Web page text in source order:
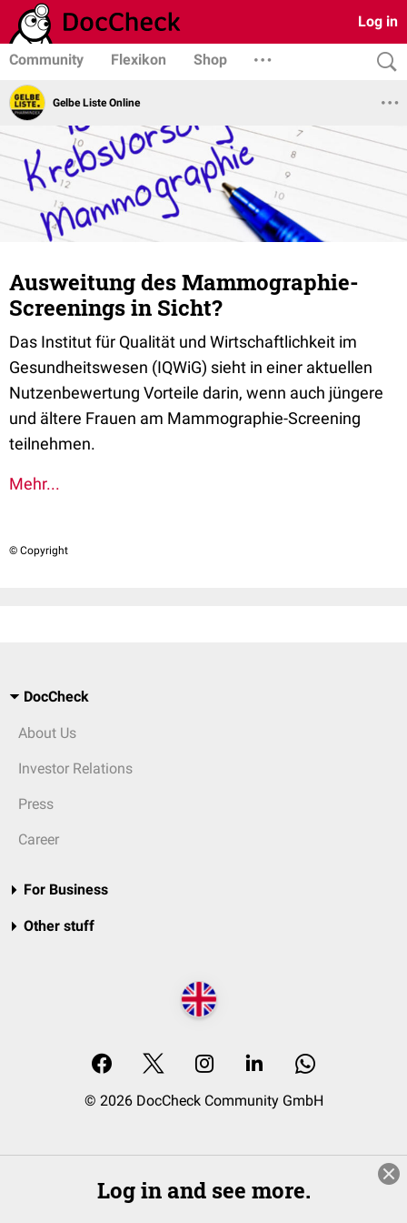
Log in
Community Flexikon Shop
Gelbe Liste Online
Ausweitung des Mammographie-
Screenings in Sicht?
Das Institut für Qualität und Wirtschaftlichkeit im
Gesundheitswesen (IQWiG) sieht in einer aktuellen
Nutzenbewertung Vorteile darin, wenn auch jüngere
und ältere Frauen am Mammographie-Screening
teilnehmen.
Mehr...
© Copyright
DocCheck
About Us
Investor Relations
Press
Career
For Business
Other stuff
© 2026 DocCheck Community GmbH
Log in and see more.